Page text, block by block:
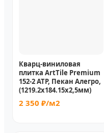
Кварц-виниловая
плитка ArtTile Premium
152-2 ATP, Пекан Алегро,
(1219.2х184.15x2,5мм)
2 350 ₽/м2